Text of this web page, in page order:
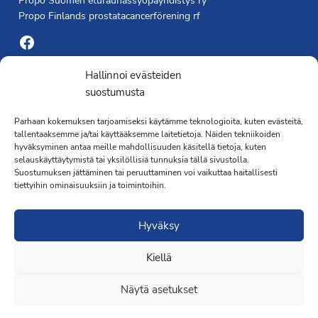
Hallinnoi evästeiden
suostumusta
Parhaan kokemuksen tarjoamiseksi käytämme teknologioita, kuten evästeitä,
tallentaaksemme ja/tai käyttääksemme laitetietoja. Näiden tekniikoiden
hyväksyminen antaa meille mahdollisuuden käsitellä tietoja, kuten
selauskäyttäytymistä tai yksilöllisiä tunnuksia tällä sivustolla.
Suostumuksen jättäminen tai peruuttaminen voi vaikuttaa haitallisesti
tiettyihin ominaisuuksiin ja toimintoihin.
Hyväksy
Kiellä
Näytä asetukset
Propo Finlands prostatacancerförening rf
Facebook
Yhdistyksen toimisto
Laivapojankatu 3 C, 00180 Helsinki
toimisto@propo.fi
Saavutettavuusseloste »
Toiminnanjohtaja